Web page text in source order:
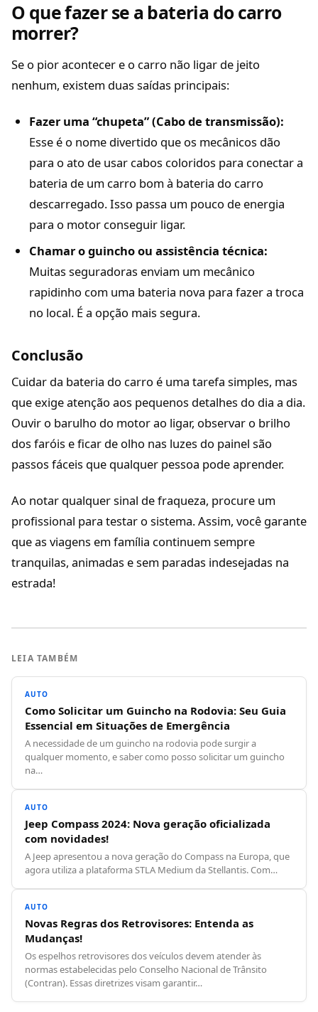
O que fazer se a bateria do carro
morrer?
Se o pior acontecer e o carro não ligar de jeito
nenhum, existem duas saídas principais:
Fazer uma “chupeta” (Cabo de transmissão):
Esse é o nome divertido que os mecânicos dão
para o ato de usar cabos coloridos para conectar a
bateria de um carro bom à bateria do carro
descarregado. Isso passa um pouco de energia
para o motor conseguir ligar.
Chamar o guincho ou assistência técnica:
Muitas seguradoras enviam um mecânico
rapidinho com uma bateria nova para fazer a troca
no local. É a opção mais segura.
Conclusão
Cuidar da bateria do carro é uma tarefa simples, mas
que exige atenção aos pequenos detalhes do dia a dia.
Ouvir o barulho do motor ao ligar, observar o brilho
dos faróis e ficar de olho nas luzes do painel são
passos fáceis que qualquer pessoa pode aprender.
Ao notar qualquer sinal de fraqueza, procure um
profissional para testar o sistema. Assim, você garante
que as viagens em família continuem sempre
tranquilas, animadas e sem paradas indesejadas na
estrada!
LEIA TAMBÉM
AUTO
Como Solicitar um Guincho na Rodovia: Seu Guia
Essencial em Situações de Emergência
A necessidade de um guincho na rodovia pode surgir a
qualquer momento, e saber como posso solicitar um guincho
na…
AUTO
Jeep Compass 2024: Nova geração oficializada
com novidades!
A Jeep apresentou a nova geração do Compass na Europa, que
agora utiliza a plataforma STLA Medium da Stellantis. Com…
AUTO
Novas Regras dos Retrovisores: Entenda as
Mudanças!
Os espelhos retrovisores dos veículos devem atender às
normas estabelecidas pelo Conselho Nacional de Trânsito
(Contran). Essas diretrizes visam garantir…